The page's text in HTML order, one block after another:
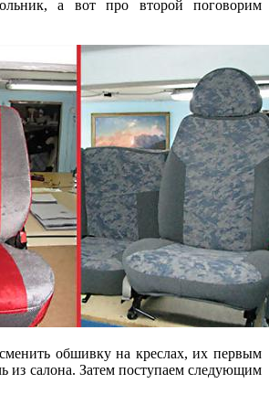
а вот про второй поговорим
обшивку на креслах, их первым
из салона. Затем поступаем следующим